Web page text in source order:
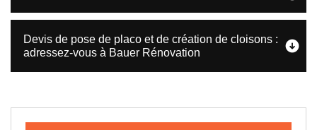
Devis de pose de placo et de création de cloisons :
adressez-vous à Bauer Rénovation